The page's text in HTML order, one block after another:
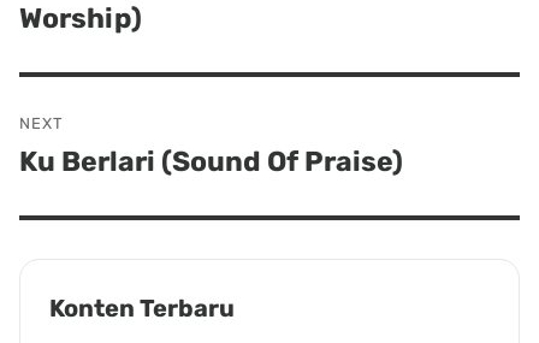
post:
Worship)
NEXT
Next
Ku Berlari (Sound Of Praise)
Konten Terbaru